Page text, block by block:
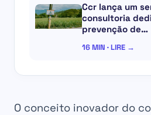
Ccr lança um
consultoria
prevenção de…
16 MIN · LIRE →
O conceito inovador do